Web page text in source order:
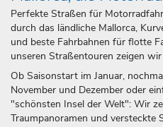
Perfekte Straßen für
durch das ländliche Mallorca,
und beste Fahrbahnen für flotte
unseren Straßentouren zeigen
Ob Saisonstart im Januar,
November und Dezember oder
"schönsten Insel der Welt": Wir
Traumpanoramen und versteckte